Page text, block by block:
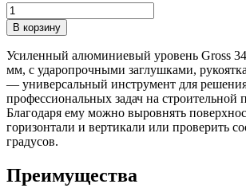
Количество
товара
Уровень
алюминиевый,
800
мм,
усиленный
с
ударопрочными
заглушками,
рукоятки,
3
глазка
В корзину
Усиленный алюминиевый уровень Gross
мм, с ударопрочными заглушками,
— универсальный инструмент для
профессиональных задач на строительной
Благодаря ему можно выровнять
горизонтали и вертикали или проверить
градусов.
Преимущества